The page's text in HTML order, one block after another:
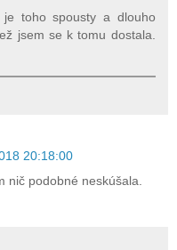
je toho spousty a dlouho
jsem se k tomu dostala.
20:18:00
nič podobné neskúšala.